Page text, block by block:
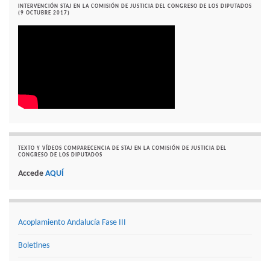
INTERVENCIÓN STAJ EN LA COMISIÓN DE JUSTICIA DEL CONGRESO DE LOS DIPUTADOS
(9 OCTUBRE 2017)
TEXTO Y VÍDEOS COMPARECENCIA DE STAJ EN LA COMISIÓN DE JUSTICIA DEL
CONGRESO DE LOS DIPUTADOS
Accede AQUÍ
Acoplamiento Andalucía Fase III
Boletines